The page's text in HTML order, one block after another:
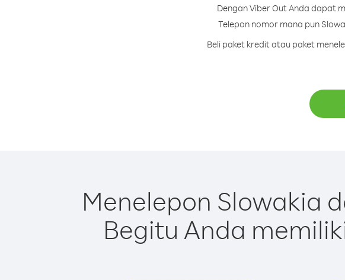
Dengan Viber Out Anda dapat
Telepon nomor mana pun
Beli paket kredit atau paket
Menelepon Slowakia
Begitu Anda